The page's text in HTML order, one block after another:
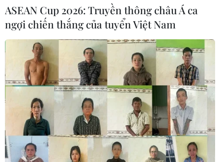
TIN CÙNG CHUYÊN MỤC
Hà Nội sắp xếp trường học - cuộc
chuyển đổi về tư duy quản trị giáo
dục
08/08/2026 02:51
ASEAN Cup 2026: Truyền thông châu Á ca
ngợi chiến thắng của tuyển Việt Nam